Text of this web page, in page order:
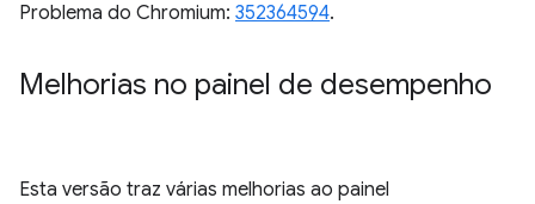
Problema do Chromium: 352364594.
Melhorias no painel de desempenho
Esta versão traz várias melhorias ao painel